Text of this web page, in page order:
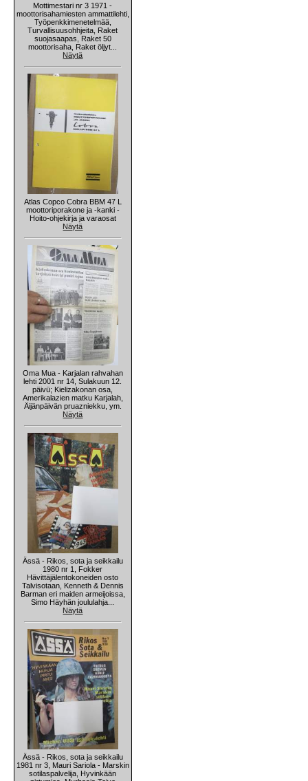
Mottimestari nr 3 1971 -
moottorisahamiesten ammattilehti,
Työpenkkimenetelmää,
Turvallisuusohhjeita, Raket
suojasaapas, Raket 50
moottorisaha, Raket öljyt...
Näytä
Atlas Copco Cobra BBM 47 L
moottoriporakone ja -kanki -
Hoito-ohjekirja ja varaosat
Näytä
Oma Mua - Karjalan rahvahan
lehti 2001 nr 14, Sulakuun 12.
päivü; Kielizakonan osa,
Amerikalazien matku Karjalah,
Äijänpäivän pruazniekku, ym.
Näytä
Ässä - Rikos, sota ja seikkailu
1980 nr 1, Fokker
Hävittäjälentokoneiden osto
Talvisotaan, Kenneth & Dennis
Barman eri maiden armeijoissa,
Simo Häyhän joululahja...
Näytä
Ässä - Rikos, sota ja seikkailu
1981 nr 3, Mauri Sariola - Marskin
sotilaspalvelija, Hyvinkään